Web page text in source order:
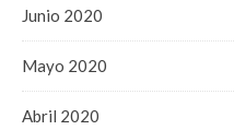
Junio 2020
Mayo 2020
Abril 2020